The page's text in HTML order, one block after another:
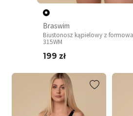
Braswim
Biustonosz kąpielowy z
315WM
199 zł